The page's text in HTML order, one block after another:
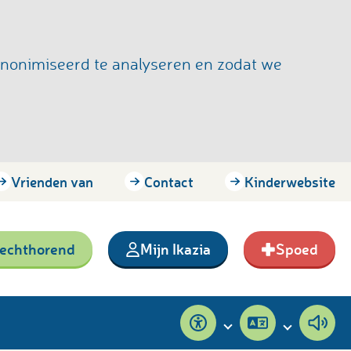
te analyseren en zodat we
Vrienden van Contact Kinderwebsite
Mijn Ikazia Spoed
Toegankelijkheid
Pagina